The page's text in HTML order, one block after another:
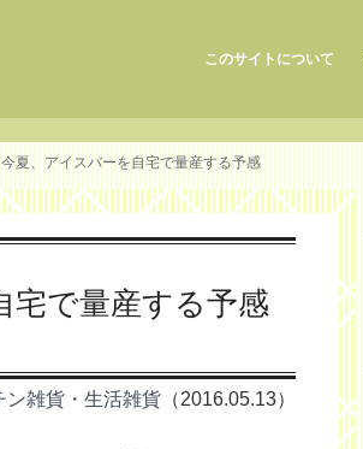
このサイトについて
夏、アイスバーを自宅で量産する予感
宅で量産する予感
ン雑貨・生活雑貨 （2016.05.13）